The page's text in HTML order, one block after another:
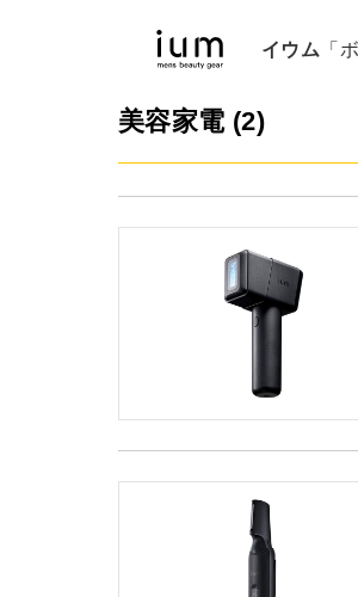
イウム 「
美容家電 (2)